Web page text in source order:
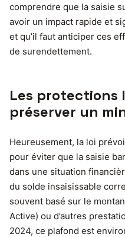
comprendre que la saisie
avoir un impact rapide et
et qu’il faut anticiper ces
de surendettement.
Les protections
préserver un
Heureusement, la loi
pour éviter que la saisie
dans une situation
du solde insaisissable
souvent basé sur le
Active) ou d’autres
2024, ce plafond est